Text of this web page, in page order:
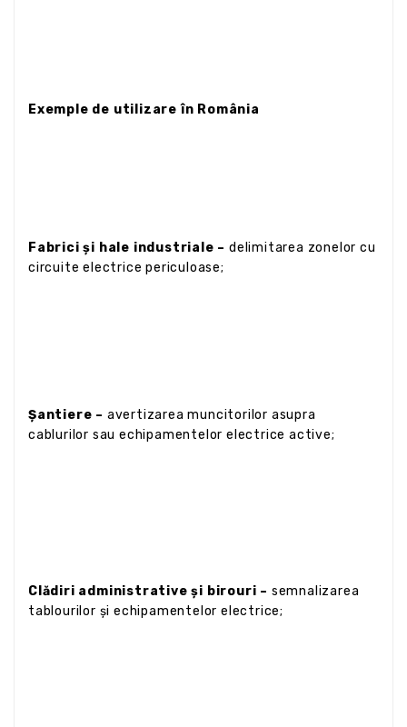
Exemple de utilizare în România
Fabrici și hale industriale – delimitarea zonelor cu
circuite electrice periculoase;
Șantiere – avertizarea muncitorilor asupra
cablurilor sau echipamentelor electrice active;
Clădiri administrative și birouri – semnalizarea
tablourilor și echipamentelor electrice;